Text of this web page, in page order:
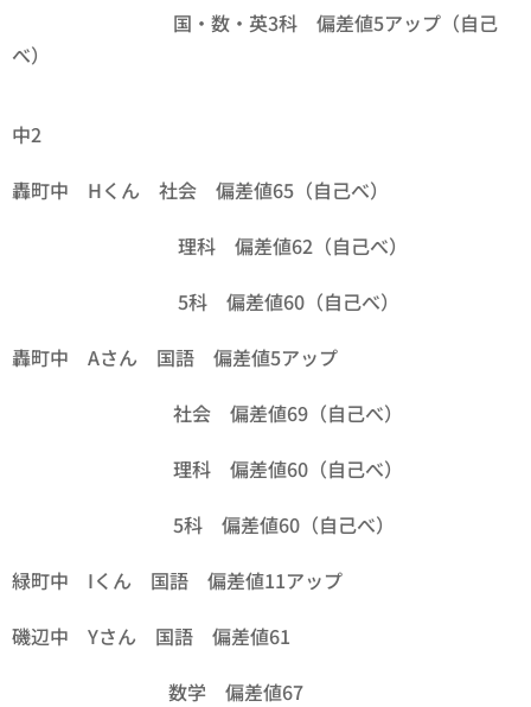
国・数・英3科 偏差値5アップ（自己
べ）
中2
轟町中 Hくん 社会 偏差値65（自己べ）
理科 偏差値62（自己べ）
5科 偏差値60（自己べ）
轟町中 Aさん 国語 偏差値5アップ
社会 偏差値69（自己べ）
理科 偏差値60（自己べ）
5科 偏差値60（自己べ）
緑町中 Iくん 国語 偏差値11アップ
磯辺中 Yさん 国語 偏差値61
数学 偏差値67